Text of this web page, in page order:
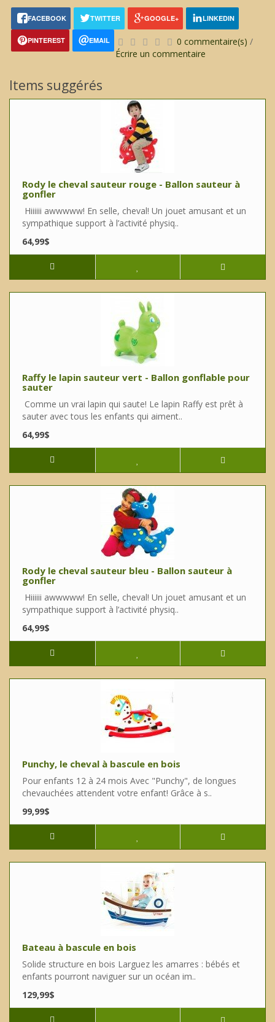
FACEBOOK TWITTER GOOGLE+ LINKEDIN
PINTEREST EMAIL 0 commentaire(s) /
Écrire un commentaire
Items suggérés
Rody le cheval sauteur rouge - Ballon sauteur à
gonfler
Hiiiiii awwwww! En selle, cheval! Un jouet amusant et un
sympathique support à l’activité physiq..
64,99$
Raffy le lapin sauteur vert - Ballon gonflable pour
sauter
Comme un vrai lapin qui saute! Le lapin Raffy est prêt à
sauter avec tous les enfants qui aiment..
64,99$
Rody le cheval sauteur bleu - Ballon sauteur à
gonfler
Hiiiiii awwwww! En selle, cheval! Un jouet amusant et un
sympathique support à l’activité physiq..
64,99$
Punchy, le cheval à bascule en bois
Pour enfants 12 à 24 mois Avec "Punchy", de longues
chevauchées attendent votre enfant! Grâce à s..
99,99$
Bateau à bascule en bois
Solide structure en bois Larguez les amarres : bébés et
enfants pourront naviguer sur un océan im..
129,99$